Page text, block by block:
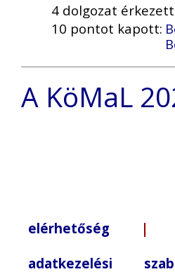
4 dolgozat
10 pontot kapott:
A KöMaL
elérhetőség |
adatkezelési